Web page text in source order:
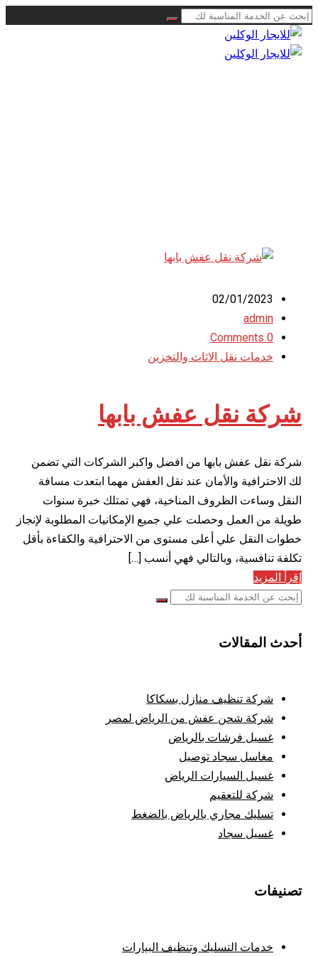
02/01/2023
admin
0 Comments
خدمات نقل الاثاث والتخزين
شركة نقل عفش بابها
شركة نقل عفش بابها من افضل واكبر الشركات التي تضمن
لك الاحترافية والأمان عند نقل العفش مهما ابتعدت مسافة
النقل وساءت الظروف المناخية، فهي تمتلك خبرة سنوات
طويلة من العمل وحصلت علي جميع الإمكانيات المطلوبة لإنجاز
خطوات النقل علي أعلى مستوى من الاحترافية والكفاءة بأقل
تكلفة تنافسية، وبالتالي فهي أنسب […]
إقرأ المزيد
أحدث المقالات
شركة تنظيف منازل بسكاكا
شركة شحن عفش من الرياض لمصر
غسيل فرشات بالرياض
مغاسل سجاد توصيل
غسيل السيارات الرياض
شركة للتعقيم
تسليك مجاري بالرياض بالضغط
غسيل سجاد
تصنيفات
خدمات التسليك وتنظيف البيارات